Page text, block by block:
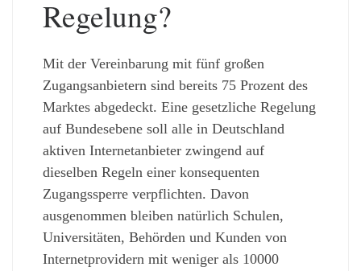
Regelung?
Mit der Vereinbarung mit fünf großen
Zugangsanbietern sind bereits 75 Prozent des
Marktes abgedeckt. Eine gesetzliche Regelung
auf Bundesebene soll alle in Deutschland
aktiven Internetanbieter zwingend auf
dieselben Regeln einer konsequenten
Zugangssperre verpflichten. Davon
ausgenommen bleiben natürlich Schulen,
Universitäten, Behörden und Kunden von
Internetprovidern mit weniger als 10000